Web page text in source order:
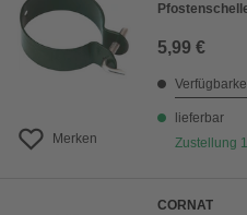
Merken
5,99 €
lieferbar
Zustellung
CORNAT